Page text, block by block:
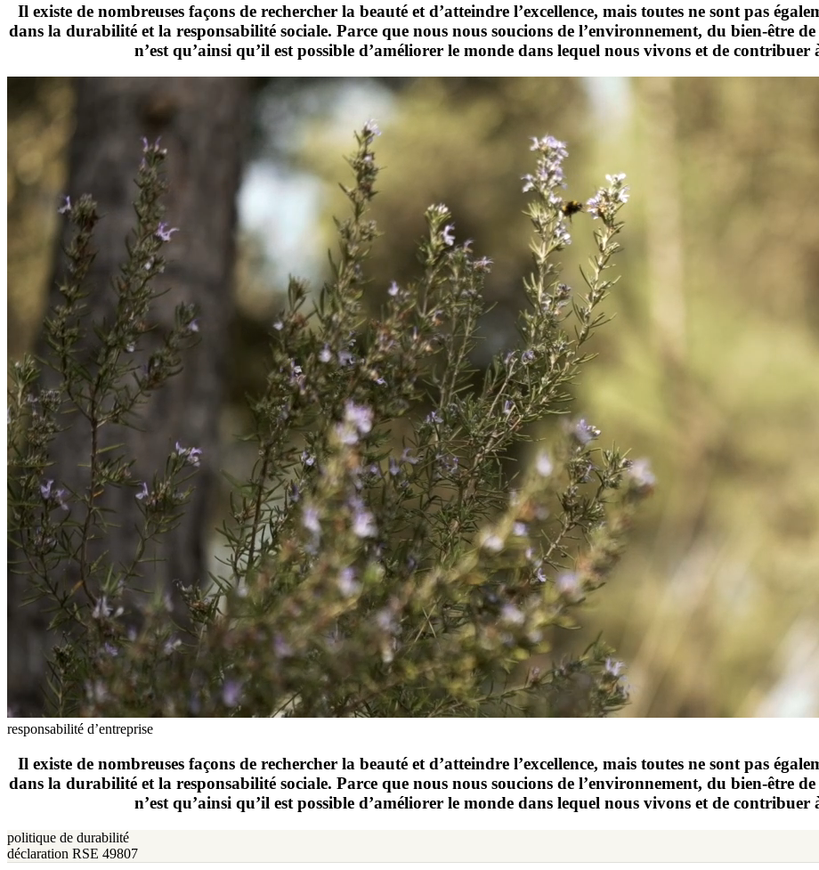
Il existe de nombreuses façons de rechercher la beauté et d’atteindre l’excellence, mais toutes ne sont pas
dans la durabilité et la responsabilité sociale. Parce que nous nous soucions de l’environnement, du bien-être de
n’est qu’ainsi qu’il est possible d’améliorer le monde dans lequel nous vivons et de
responsabilité d’entreprise
Il existe de nombreuses façons de rechercher la beauté et d’atteindre l’excellence, mais toutes ne sont pas
dans la durabilité et la responsabilité sociale. Parce que nous nous soucions de l’environnement, du bien-être de
n’est qu’ainsi qu’il est possible d’améliorer le monde dans lequel nous vivons et de
politique de durabilité
déclaration RSE 49807